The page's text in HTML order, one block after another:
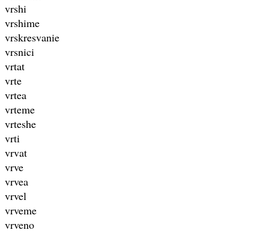
vrshi
vrshime
vrskresvanie
vrsnici
vrtat
vrte
vrtea
vrteme
vrteshe
vrti
vrvat
vrve
vrvea
vrvel
vrveme
vrveno